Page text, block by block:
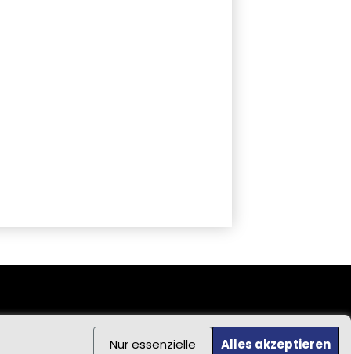
Nur essenzielle Alles akzeptieren